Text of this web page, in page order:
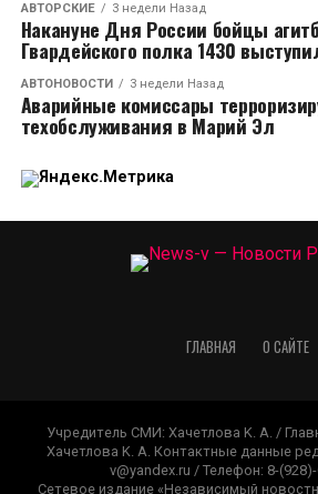
АВТОРСКИЕ 3 недели Назад
Накануне Дня России бойцы
Гвардейского полка 1430
АВТОНОВОСТИ 3 недели Назад
Аварийные комиссары
техобслуживания в Марий Эл
ГЛАВНАЯ О САЙТЕ
Учредитель СМИ: Xaчeтлoвa K. A. /
Xaчeтлoвa K. A. Контактные данные
v@yandex.ru / Телефон: 8-
Сетевое издание «Независимый